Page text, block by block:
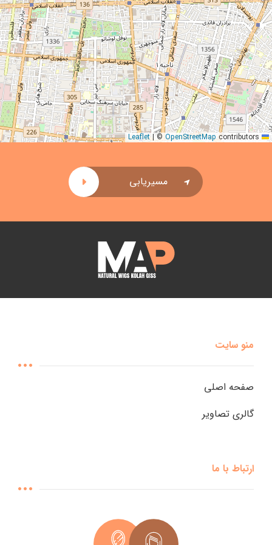
منو سایت
صفحه اصلی
گالری تصاویر
ارتباط با ما
|© OpenStreetMapcontributors
مسیریابی